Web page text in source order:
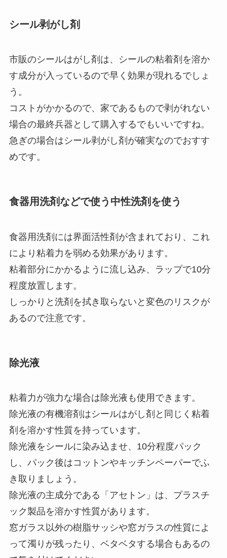
シール剥がし剤
市販のシールはがし剤は、シールの粘着剤を溶か
す成分が入っているので早く効果が現れるでしょ
う。
コストがかかるので、家であるもので剥がれない
場合の最終兵器として購入するでもいいですね。
急ぎの場合はシール剥がし剤が確実なのでおすす
めです。
食器用洗剤などで使う中性洗剤を使う
食器用洗剤には界面活性剤が含まれており、これ
により粘着力を弱める効果があります。
粘着部分にかかるように流し込み、ラップで10分
程度放置します。
しっかりと洗剤を拭き取らないと変色のリスクが
あるので注意です。
除光液
粘着力が強力な場合は除光液も使用できます。
除光液の有機溶剤はシールはがし剤と同じく粘着
剤を溶かす性質を持っています。
除光液をシールに染み込ませ、10分程度パック
し、パック後はコットンやキッチンペーパーでふ
き取りましょう。
除光液の主成分である「アセトン」は、プラスチ
ック製品を溶かす性質があります。
窓ガラス以外の樹脂サッシや窓ガラスの性質によ
って濁りが残ったり、ベタベタする場合もあるの